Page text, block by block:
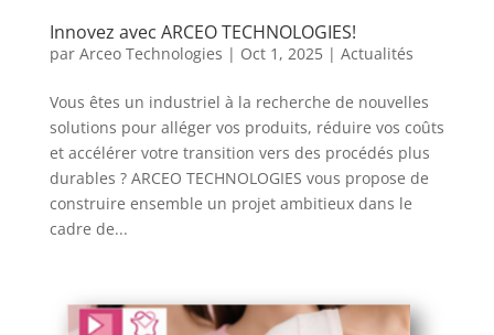
Innovez avec ARCEO TECHNOLOGIES!
par Arceo Technologies | Oct 1, 2025| Actualités
Vous êtes un industriel à la recherche de nouvelles
solutions pour alléger vos produits, réduire vos coûts
et accélérer votre transition vers des procédés plus
durables ? ARCEO TECHNOLOGIES vous propose de
construire ensemble un projet ambitieux dans le
cadre de...